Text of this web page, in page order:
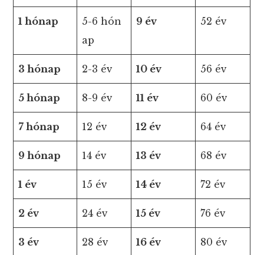
1 hónap
5-6 hón
ap
9 év 52 év
3 hónap 2-3 év 10 év 56 év
5 hónap 8-9 év 11 év 60 év
7 hónap 12 év 12 év 64 év
9 hónap 14 év 13 év 68 év
1 év 15 év 14 év 72 év
2 év 24 év 15 év 76 év
3 év 28 év 16 év 80 év